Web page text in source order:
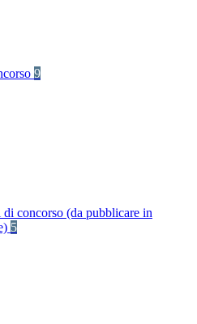
9
di concorso (da pubblicare in
5